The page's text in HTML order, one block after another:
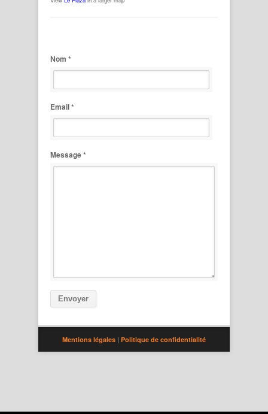
Nom *
Email *
Message *
Envoyer
Mentions légales | Politique de confidentialité